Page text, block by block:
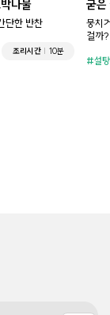
나물
단한 반찬
조리시간 10분
굳은
뭉치
걸까?
설탕